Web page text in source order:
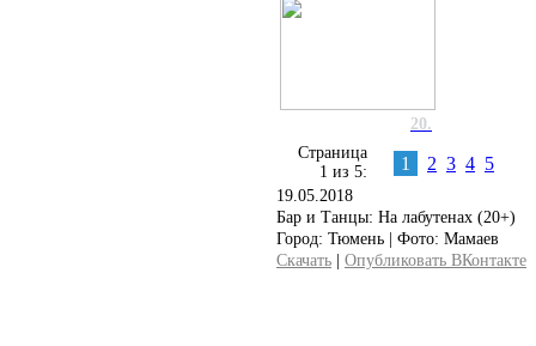
20.
Страница
1 из 5:
1 2 3 4 5
19.05.2018
Бар и Танцы: На лабутенах (20+)
Город: Тюмень | Фото: Мамаев
Скачать
Опубликовать ВКонтакте